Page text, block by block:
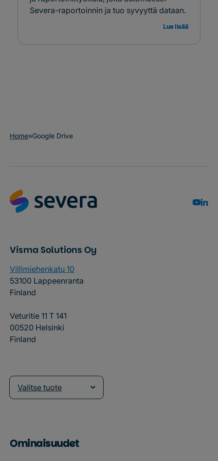
Severa-raportoinnin ja tuo syvyyttä dataan.
Lue lisää
Home»Google Drive
Visma Solutions Oy
Villimiehenkatu 10
53100 Lappeenranta
Finland
Veturitie 11 T 141
00520 Helsinki
Finland
Valitse tuote
Ominaisuudet